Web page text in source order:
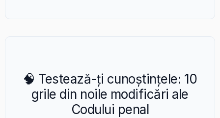
🧠 Testează-ți cunoștințele: 10
grile din noile modificări ale
Codului penal